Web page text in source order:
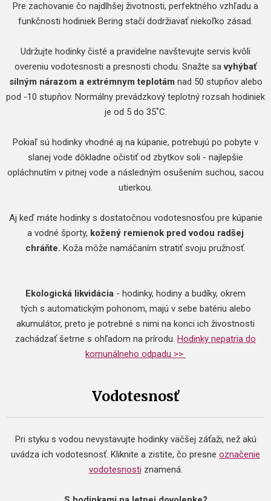
Pre zachovanie čo najdlhšej životnosti, perfektného vzhľadu a
funkčnosti hodiniek Bering stačí dodržiavať niekoľko zásad.
Udržujte hodinky čisté a pravidelne navštevujte servis kvôli
overeniu vodotesnosti a presnosti chodu. Snažte savyhýbať
silným nárazom a extrémnym teplotám nad 50 stupňov alebo
pod -10 stupňov. Normálny prevádzkový teplotný rozsah hodiniek
je od 5 do 35˚C.
Pokiaľ sú hodinky vhodné aj na kúpanie, potrebujú po pobyte v
slanej vode dôkladne očistiť od zbytkov soli - najlepšie
opláchnutím v pitnej vode a následným osušením suchou, sacou
utierkou.
Aj keď máte hodinky s dostatočnou vodotesnosťou pre kúpanie
a vodné športy, kožený remienok pred vodou radšej
chráňte. Koža môže namáčaním stratiť svoju pružnosť.
Ekologická likvidácia - hodinky, hodiny a budíky, okrem
tých s automatickým pohonom, majú v sebe batériu alebo
akumulátor, preto je potrebné s nimi na konci ich živostnosti
zachádzať šetrne s ohľadom na prírodu. Hodinky nepatria do
komunálneho odpadu >>
Vodotesnosť
Pri styku s vodou nevystavujte hodinky väčšej záťaži, než akú
uvádza ich vodotesnosť. Kliknite a zistite, čo presne označenie
vodotesnosti znamená.